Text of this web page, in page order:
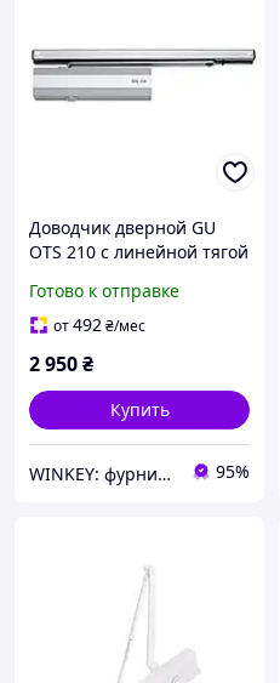
Доводчик дверной GU
OTS 210 с линейной тягой
Готово к отправке
от492₴/мес
2 950₴
Купить
WINKEY: фурнитура для окон и дверей 95%